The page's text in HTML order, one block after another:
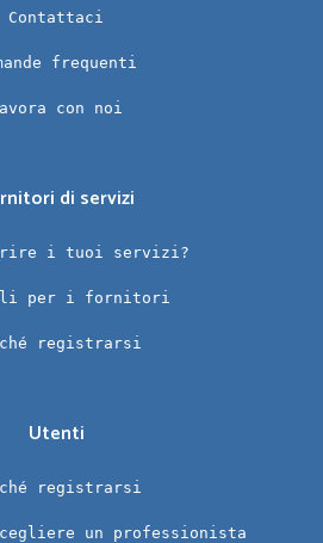
Contattaci
frequenti
con noi
di servizi
i tuoi servizi?
per i fornitori
registrarsi
Utenti
registrarsi
un professionista